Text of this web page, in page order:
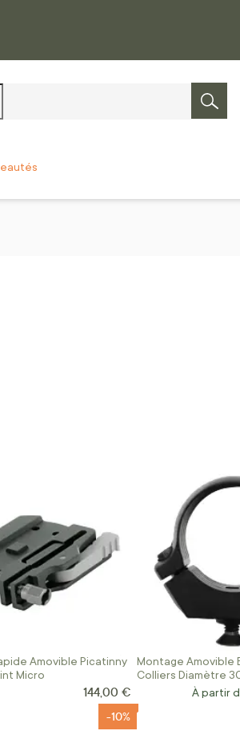
Amovible Picatinny
Micro
144,00 €
Montage Amovible
Colliers Diamètre
À partir
-10%